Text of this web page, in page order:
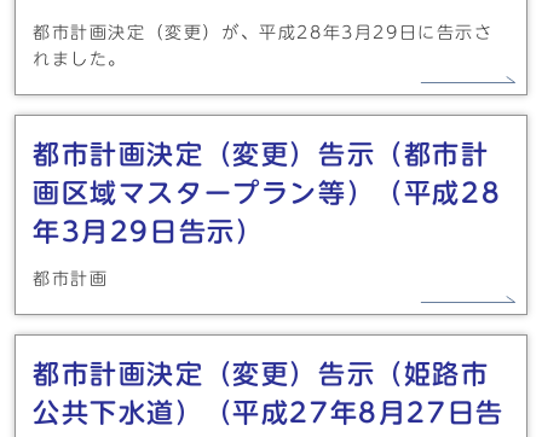
都市計画決定（変更）が、平成28年3月29日に告示さ
れました。
都市計画決定（変更）告示（都市計
画区域マスタープラン等）（平成28
年3月29日告示）
都市計画
都市計画決定（変更）告示（姫路市
公共下水道）（平成27年8月27日告